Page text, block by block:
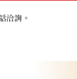
洽詢。